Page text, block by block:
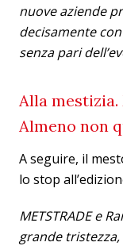
nuove aziende
decisamente
senza pari
Alla mestizia.
Almeno non
A seguire, il
lo stop
METSTRADE e
grande